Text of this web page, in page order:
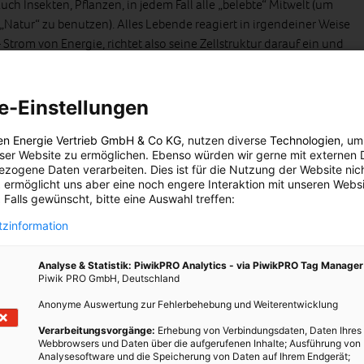
Insekten, Pflanzen, in jedem Fall alle „belebte“ Mitwelt (um
zu benutzen). Alles Lebende reagiert in irgendeiner Weise
von Energie, richtet also seine Zellstruktur darauf ein und
(der Mitwelt) existieren.
2 Millionen Jahren, seit sie nicht mehr nur einen Stock als
bauen, an dem Grundsatz des Lebens oder dem
können. Sie untersuchen aber – in einigen „Ländern“ in
– das Leben und seine Bedingungen. Am Ende stellen die
fest, dass sie nicht viel weiter kamen, als der Primat mit seinem
vielleicht sogar vergessen oder ignoriert haben. Besonders
– im sogenannten „Westen“ – nicht gewesen, in Wahrheit
Einstellungen
Energie Vertrieb GmbH & Co KG, nutzen diverse Technologien,
Website zu ermöglichen. Ebenso würden wir gerne mit externen
Daten verarbeiten. Dies ist für die Nutzung der Website
ermöglicht uns aber eine noch engere Interaktion mit unseren
Falls gewünscht, bitte eine Auswahl treffen:
Analyse & Statistik: PiwikPRO Analytics - via PiwikPRO Tag Manager
Piwik PRO GmbH, Deutschland
Anonyme Auswertung zur Fehlerbehebung und Weiterentwicklung
Verarbeitungsvorgänge: Erhebung von Verbindungsdaten, Daten Ihres
Webbrowsers und Daten über die aufgerufenen Inhalte; Ausführung von
Analysesoftware und die Speicherung von Daten auf Ihrem Endgerät;